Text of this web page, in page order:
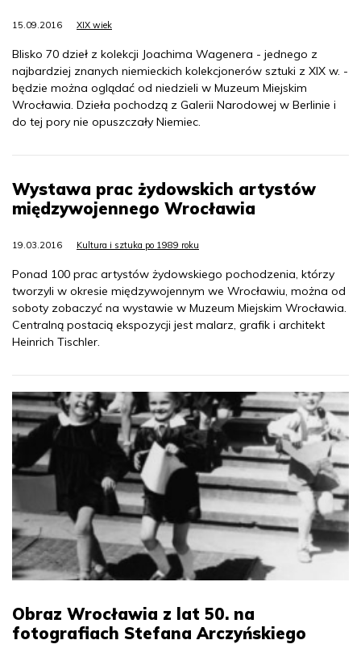
15.09.2016 XIX wiek
Blisko 70 dzieł z kolekcji Joachima Wagenera - jednego z
najbardziej znanych niemieckich kolekcjonerów sztuki z XIX w. -
będzie można oglądać od niedzieli w Muzeum Miejskim
Wrocławia. Dzieła pochodzą z Galerii Narodowej w Berlinie i
do tej pory nie opuszczały Niemiec.
Wystawa prac żydowskich artystów
międzywojennego Wrocławia
19.03.2016 Kultura i sztuka po 1989 roku
Ponad 100 prac artystów żydowskiego pochodzenia, którzy
tworzyli w okresie międzywojennym we Wrocławiu, można od
soboty zobaczyć na wystawie w Muzeum Miejskim Wrocławia.
Centralną postacią ekspozycji jest malarz, grafik i architekt
Heinrich Tischler.
Obraz Wrocławia z lat 50. na
fotografiach Stefana Arczyńskiego